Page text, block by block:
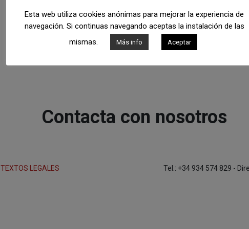
Contacta con nosotros
TEXTOS LEGALES Tel.: +34 934 574 829 -
Esta web utiliza cookies anónimas para mejorar la experiencia de
navegación. Si continuas navegando aceptas la instalación de las
mismas.
Más info Aceptar